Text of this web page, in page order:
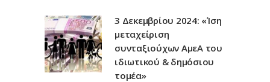
3 Δεκεμβρίου 2024: «Ίση
μεταχείριση
συνταξιούχων ΑμεΑ του
ιδιωτικού & δημόσιου
τομέα»